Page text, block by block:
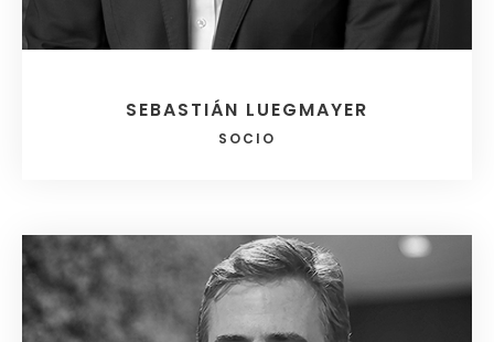
SEBASTIÁN LUEGMAYER
SOCIO